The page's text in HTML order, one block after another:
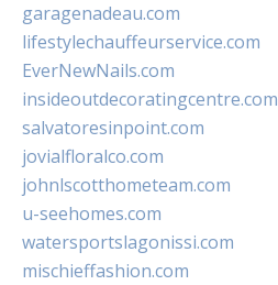
garagenadeau.com
lifestylechauffeurservice.com
EverNewNails.com
insideoutdecoratingcentre.com
salvatoresinpoint.com
jovialfloralco.com
johnlscotthometeam.com
u-seehomes.com
watersportslagonissi.com
mischieffashion.com